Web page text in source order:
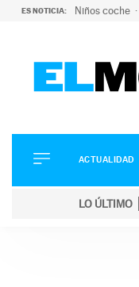
ES NOTICIA: Niños coche
ELÉCTRICOS
CONDUCIR
ACTUALIDAD
LO ÚLTIMO